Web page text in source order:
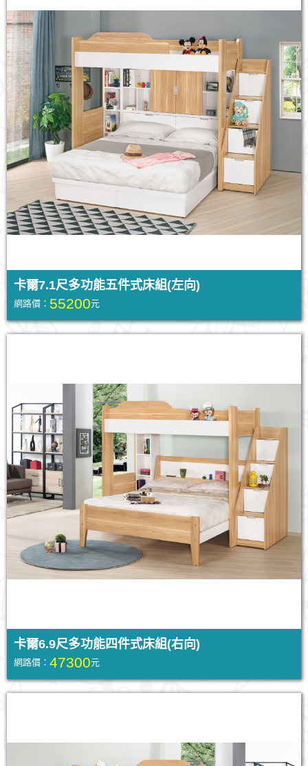
卡爾7.1尺多功能五件式床組(左向)
網路價： 55200元
卡爾6.9尺多功能四件式床組(右向)
網路價： 47300元